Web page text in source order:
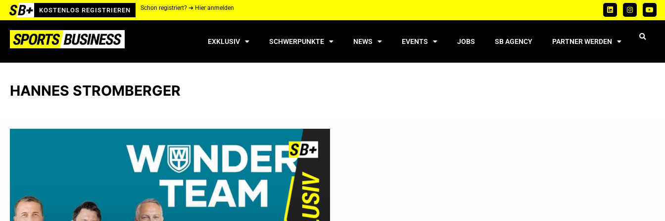
KOSTENLOS REGISTRIEREN Schon registriert? ➔ Hier anmelden
EXKLUSIV SCHWERPUNKTE NEWS EVENTS JOBS SB AGENCY PARTNER WERDEN
HANNES STROMBERGER